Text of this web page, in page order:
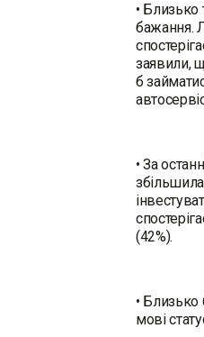
•
бажання.
заявили,
б
• За
(42%).
•
мові